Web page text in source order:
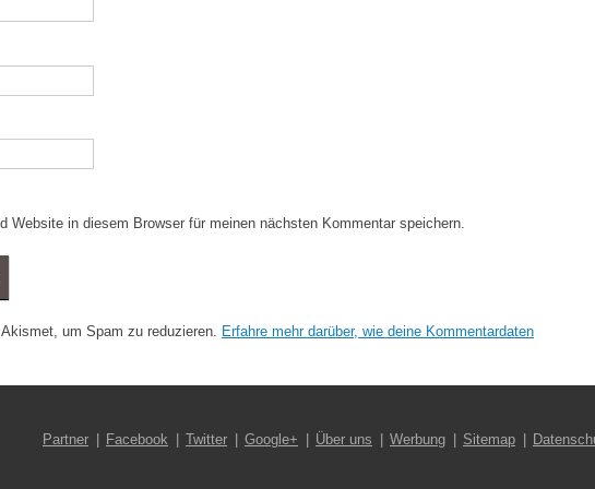
Website in diesem Browser für meinen nächsten Kommentar speichern.
um Spam zu reduzieren. Erfahre mehr darüber, wie deine Kommentardaten
Partner Facebook Twitter Google+ Über uns Werbung Sitemap